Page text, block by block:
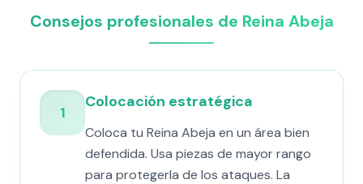
Consejos profesionales de Reina Abeja
1
Colocación estratégica
Coloca tu Reina Abeja en un área bien
defendida. Usa piezas de mayor rango
para protegerla de los ataques. La